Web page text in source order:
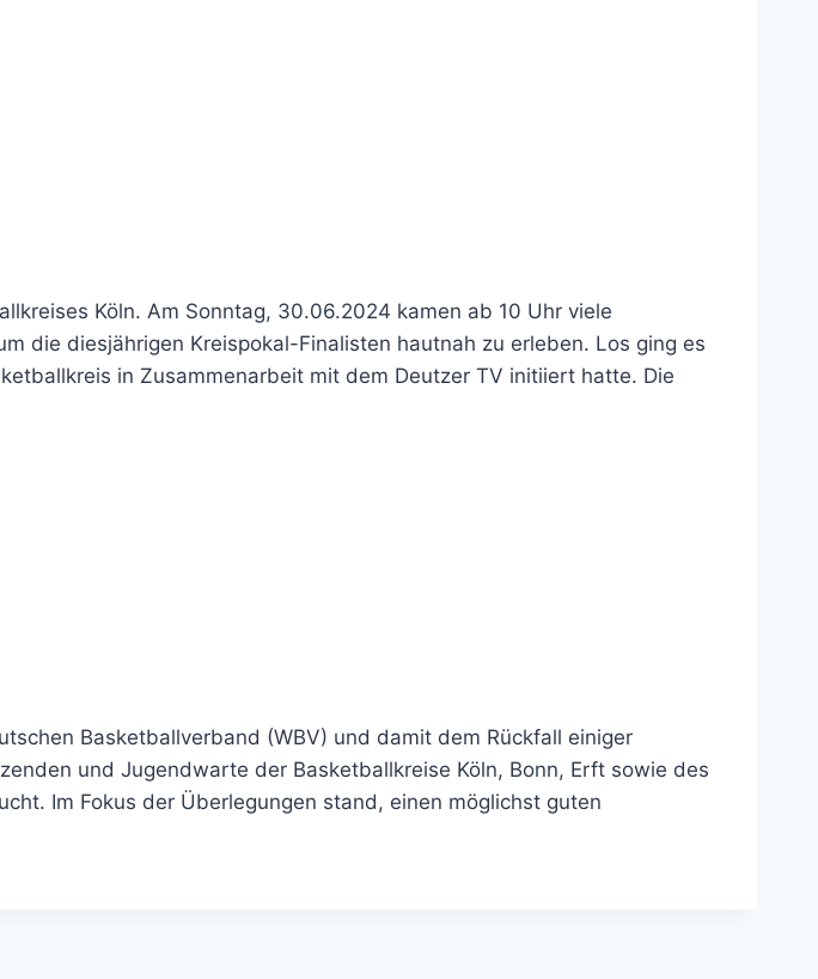
Köln. Am Sonntag, 30.06.2024 kamen ab 10 Uhr viele
die diesjährigen Kreispokal-Finalisten hautnah zu erleben. Los ging es
in Zusammenarbeit mit dem Deutzer TV initiiert hatte. Die
Basketballverband (WBV) und damit dem Rückfall einiger
und Jugendwarte der Basketballkreise Köln, Bonn, Erft sowie des
Im Fokus der Überlegungen stand, einen möglichst guten